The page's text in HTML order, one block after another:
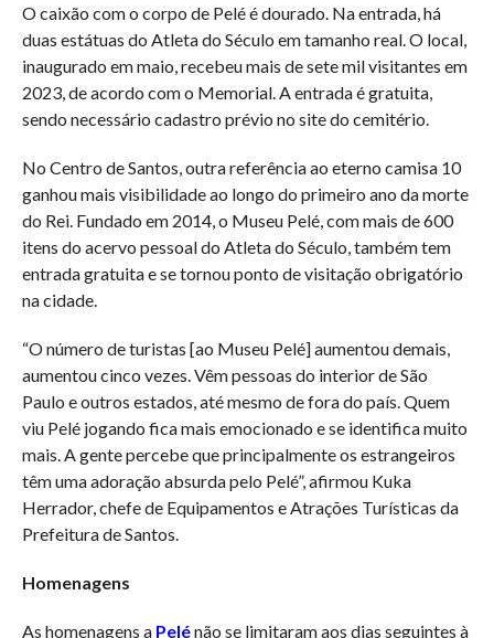
O caixão com o corpo de Pelé é dourado. Na entrada, há
duas estátuas do Atleta do Século em tamanho real. O local,
inaugurado em maio, recebeu mais de sete mil visitantes em
2023, de acordo com o Memorial. A entrada é gratuita,
sendo necessário cadastro prévio no site do cemitério.
No Centro de Santos, outra referência ao eterno camisa 10
ganhou mais visibilidade ao longo do primeiro ano da morte
do Rei. Fundado em 2014, o Museu Pelé, com mais de 600
itens do acervo pessoal do Atleta do Século, também tem
entrada gratuita e se tornou ponto de visitação obrigatório
na cidade.
“O número de turistas [ao Museu Pelé] aumentou demais,
aumentou cinco vezes. Vêm pessoas do interior de São
Paulo e outros estados, até mesmo de fora do país. Quem
viu Pelé jogando fica mais emocionado e se identifica muito
mais. A gente percebe que principalmente os estrangeiros
têm uma adoração absurda pelo Pelé”, afirmou Kuka
Herrador, chefe de Equipamentos e Atrações Turísticas da
Prefeitura de Santos.
Homenagens
As homenagens a Pelénão se limitaram aos dias seguintes à